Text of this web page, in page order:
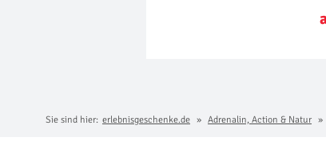
Sie sind hier: erlebnisgeschenke.de Adrenalin, Action & Natur